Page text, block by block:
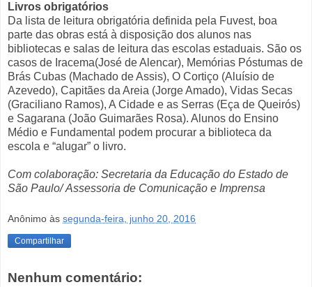
Livros obrigatórios
Da lista de leitura obrigatória definida pela Fuvest, boa
parte das obras está à disposição dos alunos nas
bibliotecas e salas de leitura das escolas estaduais. São os
casos de Iracema(José de Alencar), Memórias Póstumas de
Brás Cubas (Machado de Assis), O Cortiço (Aluísio de
Azevedo), Capitães da Areia (Jorge Amado), Vidas Secas
(Graciliano Ramos), A Cidade e as Serras (Eça de Queirós)
e Sagarana (João Guimarães Rosa). Alunos do Ensino
Médio e Fundamental podem procurar a biblioteca da
escola e “alugar” o livro.
Com colaboração: Secretaria da Educação do Estado de
São Paulo/ Assessoria de Comunicação e Imprensa
Anônimo às segunda-feira, junho 20, 2016
Compartilhar
Nenhum comentário: